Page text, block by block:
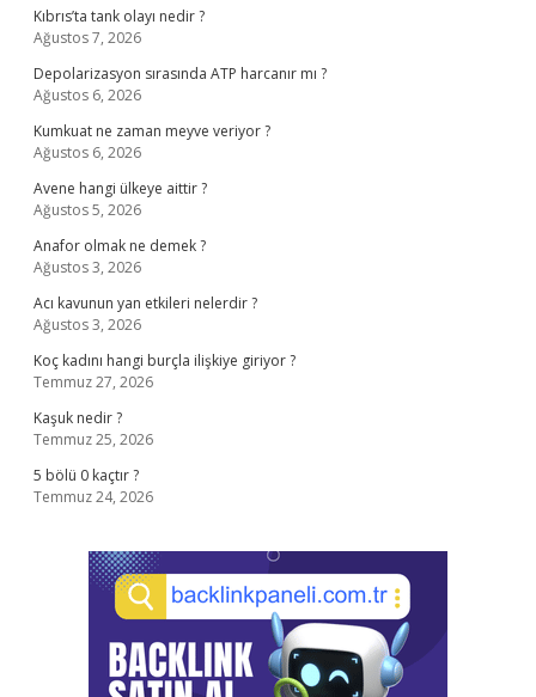
Kıbrıs’ta tank olayı nedir ?
Ağustos 7, 2026
Depolarizasyon sırasında ATP harcanır mı ?
Ağustos 6, 2026
Kumkuat ne zaman meyve veriyor ?
Ağustos 6, 2026
Avene hangi ülkeye aittir ?
Ağustos 5, 2026
Anafor olmak ne demek ?
Ağustos 3, 2026
Acı kavunun yan etkileri nelerdir ?
Ağustos 3, 2026
Koç kadını hangi burçla ilişkiye giriyor ?
Temmuz 27, 2026
Kaşuk nedir ?
Temmuz 25, 2026
5 bölü 0 kaçtır ?
Temmuz 24, 2026